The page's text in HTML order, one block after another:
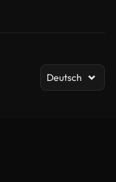
Deutsch